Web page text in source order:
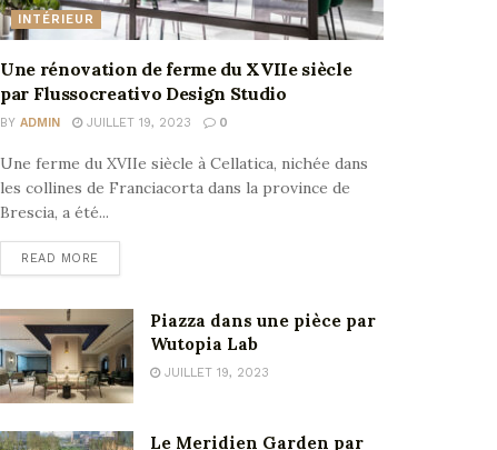
INTÉRIEUR
Une rénovation de ferme du XVIIe siècle
par Flussocreativo Design Studio
BY ADMIN JUILLET 19, 2023 0
Une ferme du XVIIe siècle à Cellatica, nichée dans
les collines de Franciacorta dans la province de
Brescia, a été...
READ MORE
Piazza dans une pièce par
Wutopia Lab
JUILLET 19, 2023
Le Meridien Garden par